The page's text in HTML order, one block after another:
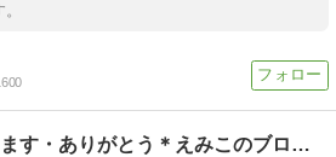
あいしてます・ありがとう＊えみこのブログ＊乳がんになってから